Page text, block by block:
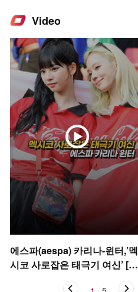
Video
에스파(aespa) 카리나-윈터,’멕
시코 사로잡은 태극기 여신’ [O!